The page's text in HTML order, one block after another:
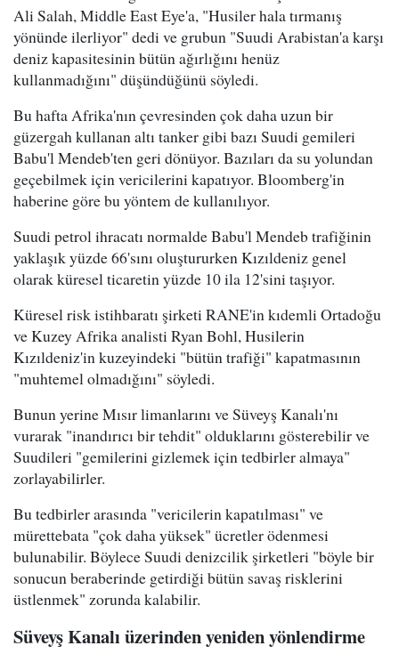
Ali Salah, Middle East Eye'a, "Husiler hala tırmanış
yönünde ilerliyor" dedi ve grubun "Suudi Arabistan'a karşı
deniz kapasitesinin bütün ağırlığını henüz
kullanmadığını" düşündüğünü söyledi.
Bu hafta Afrika'nın çevresinden çok daha uzun bir
güzergah kullanan altı tanker gibi bazı Suudi gemileri
Babu'l Mendeb'ten geri dönüyor. Bazıları da su yolundan
geçebilmek için vericilerini kapatıyor. Bloomberg'in
haberine göre bu yöntem de kullanılıyor.
Suudi petrol ihracatı normalde Babu'l Mendeb trafiğinin
yaklaşık yüzde 66'sını oluştururken Kızıldeniz genel
olarak küresel ticaretin yüzde 10 ila 12'sini taşıyor.
Küresel risk istihbaratı şirketi RANE'in kıdemli Ortadoğu
ve Kuzey Afrika analisti Ryan Bohl, Husilerin
Kızıldeniz'in kuzeyindeki "bütün trafiği" kapatmasının
"muhtemel olmadığını" söyledi.
Bunun yerine Mısır limanlarını ve Süveyş Kanalı'nı
vurarak "inandırıcı bir tehdit" olduklarını gösterebilir ve
Suudileri "gemilerini gizlemek için tedbirler almaya"
zorlayabilirler.
Bu tedbirler arasında "vericilerin kapatılması" ve
mürettebata "çok daha yüksek" ücretler ödenmesi
bulunabilir. Böylece Suudi denizcilik şirketleri "böyle bir
sonucun beraberinde getirdiği bütün savaş risklerini
üstlenmek" zorunda kalabilir.
Süveyş Kanalı üzerinden yeniden yönlendirme